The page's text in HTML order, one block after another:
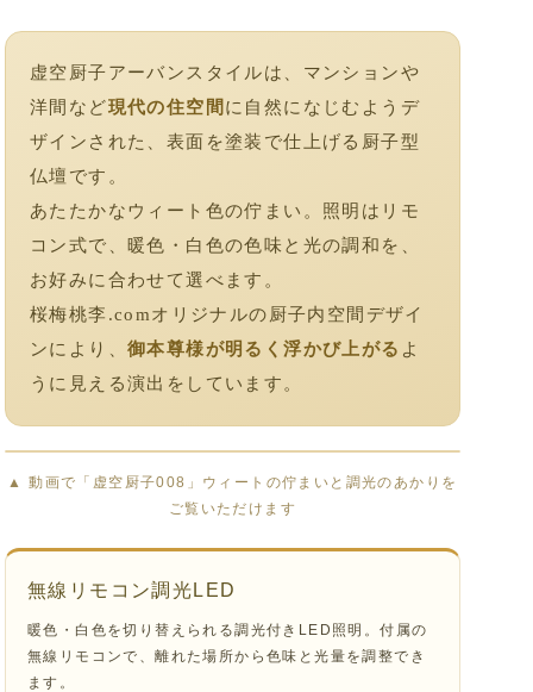
虚空厨子アーバンスタイルは、マンションや
洋間など現代の住空間 に自然になじむようデ
ザインされた、表面を塗装で仕上げる厨子型
仏壇です。
あたたかなウィート色の佇まい。照明はリモ
コン式で、暖色・白色の色味と光の調和を、
お好みに合わせて選べます。
桜梅桃李.comオリジナルの厨子内空間デザイ
ンにより、 御本尊様が明るく浮かび上がる よ
うに見える演出をしています。
▲ 動画で「虚空厨子008」ウィートの佇まいと調光のあかりを
ご覧いただけます
無線リモコン調光LED
暖色・白色を切り替えられる調光付きLED照明。付属の
無線リモコンで、離れた場所から色味と光量を調整でき
ます。